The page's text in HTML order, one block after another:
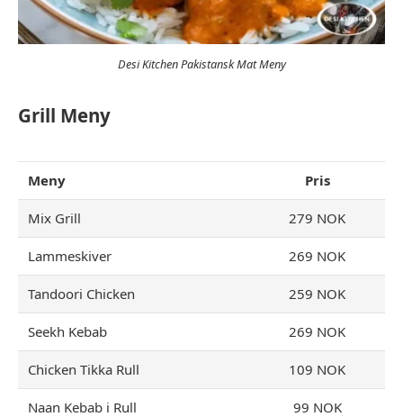
Desi Kitchen Pakistansk Mat Meny
Grill Meny
Meny Pris
Mix Grill 279 NOK
Lammeskiver 269 NOK
Tandoori Chicken 259 NOK
Seekh Kebab 269 NOK
Chicken Tikka Rull 109 NOK
Naan Kebab i Rull 99 NOK